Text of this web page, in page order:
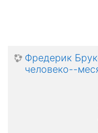
Фредерик
человеко--